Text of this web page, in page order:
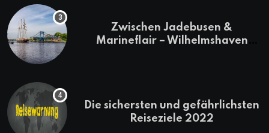
Zwischen Jadebusen &
Marineflair – Wilhelmshaven
Die sichersten und gefährlichsten
Reiseziele 2022